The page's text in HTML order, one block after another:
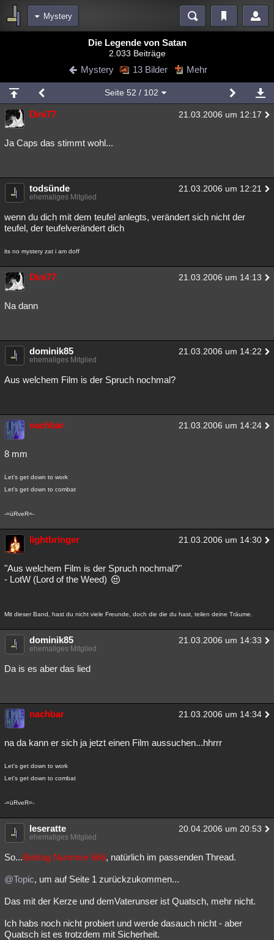
Mystery
Blogs Videos
Chat Wiki Neuigkeiten
meine Rubriken
Menschen Mystery Kriminalfälle
Spiritualität Verschwörungen
weitere Rubriken
Philosophie Träume
Astronomie Helpdesk Gruppen
Musik Clash
Übersichten
Besucht
Lesenswert
Die Legende von Satan
2.033 Beiträge
Mystery 13 Bilder Mehr
Seite 52 / 102
Dini77 21.03.2006 um 12:17
Ja Caps das stimmt wohl...
todsünde 21.03.2006 um 12:21
ehemaliges Mitglied
wenn du dich mit dem teufel anlegts, verändert sich nicht der
teufel, der teufelverändert dich
its no mystery zat i am doff
Dini77 21.03.2006 um 14:13
Na dann
dominik85 21.03.2006 um 14:22
ehemaliges Mitglied
Aus welchem Film is der Spruch nochmal?
nachbar 21.03.2006 um 14:24
8 mm
Let's get down to work
Let's get down to combat
-=üRveR=-
lightbringer 21.03.2006 um 14:30
"Aus welchem Film is der Spruch nochmal?"
- LotW (Lord of the Weed)
Mit dieser Band, hast du nicht viele Freunde, doch die die du hast, teilen deine Träume.
dominik85 21.03.2006 um 14:33
ehemaliges Mitglied
Da is es aber das lied
nachbar 21.03.2006 um 14:34
na da kann er sich ja jetzt einen Film aussuchen...hhrrr
Let's get down to work
Let's get down to combat
-=üRveR=-
leseratte 20.04.2006 um 20:53
ehemaliges Mitglied
So...Beitrag Nummer 666, natürlich im passenden Thread.
@Topic, um auf Seite 1 zurückzukommen...
Das mit der Kerze und demVaterunser ist Quatsch, mehr nicht.
Ich habs noch nicht probiert und werde dasauch nicht - aber
Quatsch ist es trotzdem mit Sicherheit.